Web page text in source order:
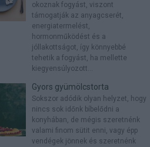
okoznak fogyást, viszont
támogatják az anyagcserét,
energiatermelést,
hormonműködést és a
jóllakottságot, így könnyebbé
tehetik a fogyást, ha mellette
kiegyensúlyozott...
Gyors gyümölcstorta
Sokszor adódik olyan helyzet, hogy
nincs sok időnk bíbelődni a
konyhában, de mégis szeretnénk
valami finom sütit enni, vagy épp
vendégek jönnek és szeretnénk